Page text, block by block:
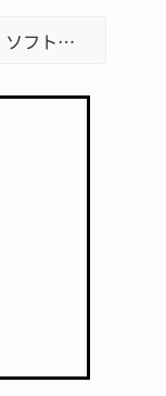
【インターハイ⑨】ソフトテニス ミス減らし上位狙う 近大高専